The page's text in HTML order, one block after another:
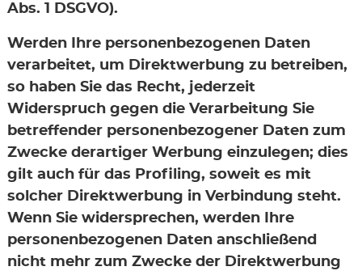
Abs. 1 DSGVO).
Werden Ihre personenbezogenen Daten
verarbeitet, um Direktwerbung zu betreiben,
so haben Sie das Recht, jederzeit
Widerspruch gegen die Verarbeitung Sie
betreffender personenbezogener Daten zum
Zwecke derartiger Werbung einzulegen; dies
gilt auch für das Profiling, soweit es mit
solcher Direktwerbung in Verbindung steht.
Wenn Sie widersprechen, werden Ihre
personenbezogenen Daten anschließend
nicht mehr zum Zwecke der Direktwerbung